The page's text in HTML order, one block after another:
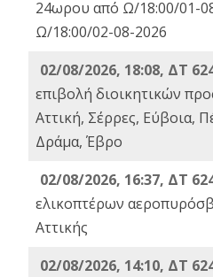
24ωρου από Ω/18:00/01-
Ω/18:00/02-08-2026
02/08/2026, 18:08, ΔΤ
επιβολή διοικητικών
Αττική, Σέρρες, Εύβοια,
Δράμα, Έβρο
02/08/2026, 16:37, ΔΤ
ελικοπτέρων
Αττικής
02/08/2026, 14:10, ΔΤ